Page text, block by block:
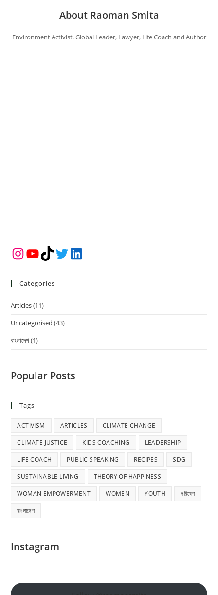
About Raoman Smita
Environment Activist, Global Leader, Lawyer, Life Coach and Author
Instagram
YouTube
TikTokTwitterLinkedIn
Categories
Articles(11)
Uncategorised (43)
বাংলাদেশ(1)
Popular Posts
Tags
ACTIVISM ARTICLES CLIMATE CHANGE
CLIMATE JUSTICE KIDS COACHING LEADERSHIP
LIFE COACH PUBLIC SPEAKING RECIPES SDG
SUSTAINABLE LIVING THEORY OF HAPPINESS
WOMAN EMPOWERMENT WOMEN YOUTH পরিবেশ
বাংলাদেশ
Instagram